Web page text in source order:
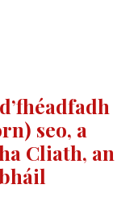
seo, a
Cliath, an